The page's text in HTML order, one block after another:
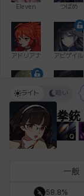
Eleven つばめ
アドリアナ アビゲイル
イアン
拳銃
Q
ライト 暗い
一般
58.8%